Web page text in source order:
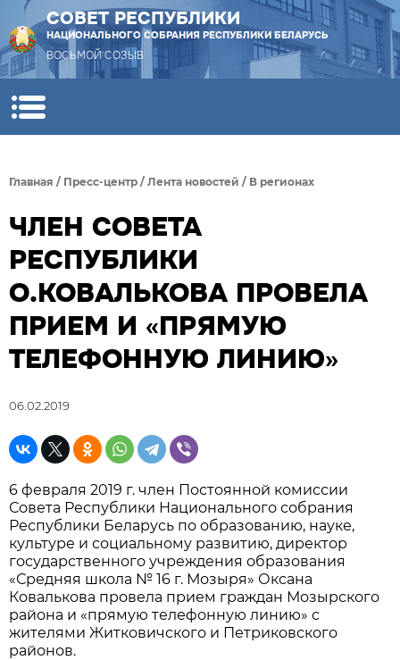
СОВЕТ РЕСПУБЛИКИ
НАЦИОНАЛЬНОГО СОБРАНИЯ РЕСПУБЛИКИ БЕЛАРУСЬ
ВОСЬМОЙ СОЗЫВ
Главная / Пресс-центр / Лента новостей / В регионах
ЧЛЕН СОВЕТА
РЕСПУБЛИКИ
О.КОВАЛЬКОВА ПРОВЕЛА
ПРИЕМ И «ПРЯМУЮ
ТЕЛЕФОННУЮ ЛИНИЮ»
06.02.2019
6 февраля 2019 г. член Постоянной комиссии
Совета Республики Национального собрания
Республики Беларусь по образованию, науке,
культуре и социальному развитию, директор
государственного учреждения образования
«Средняя школа № 16 г. Мозыря» Оксана
Ковалькова провела прием граждан Мозырского
района и «прямую телефонную линию» с
жителями Житковичского и Петриковского
районов.